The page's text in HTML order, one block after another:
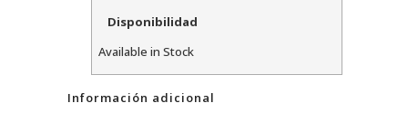
Disponibilidad
Available in Stock
Información adicional